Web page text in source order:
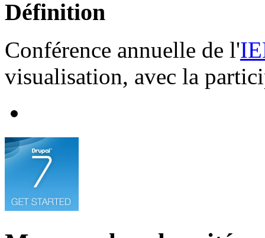
Définition
Conférence annuelle de l'
visualisation, avec la